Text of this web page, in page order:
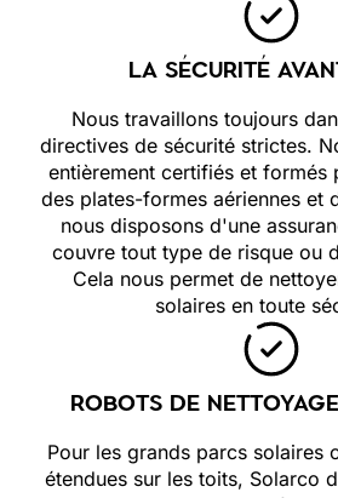
LA SÉCURITÉ
Nous travaillons toujours
directives de sécurité strictes.
entièrement certifiés et formés
des plates-formes aériennes et
nous disposons d'une
couvre tout type de risque ou
Cela nous permet de
solaires en toute
ROBOTS DE
Pour les grands parcs solaires
étendues sur les toits, Solarco